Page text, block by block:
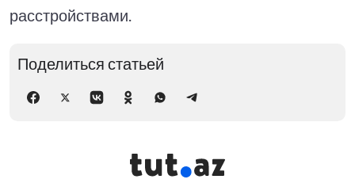
расстройствами.
Поделиться статьей